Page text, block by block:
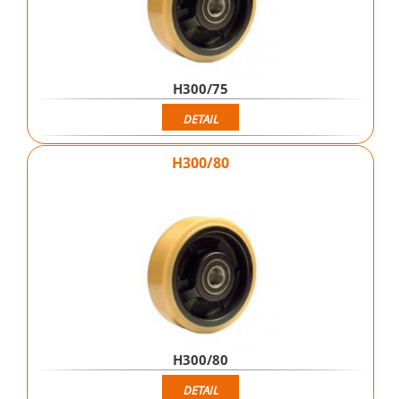
H300/75
DETAIL
H300/80
H300/80
DETAIL